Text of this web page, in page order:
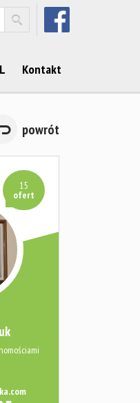
FACEBOOK
Kontakt
powrót
15
ofert